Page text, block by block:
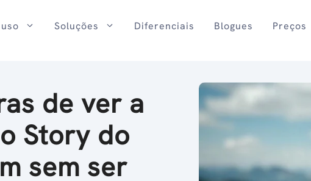
Soluções Diferenciais Blogues Preços
de ver a
Story do
sem ser